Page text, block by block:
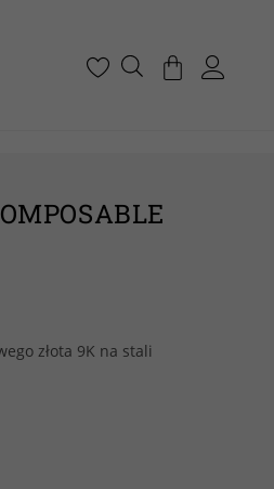
złota 9K na stali